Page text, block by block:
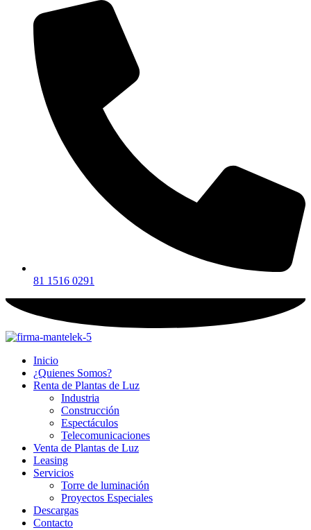
81 1516 0291
Inicio
¿Quienes Somos?
Renta de Plantas de Luz
Industria
Construcción
Espectáculos
Telecomunicaciones
Venta de Plantas de Luz
Leasing
Servicios
Torre de luminación
Proyectos Especiales
Descargas
Contacto